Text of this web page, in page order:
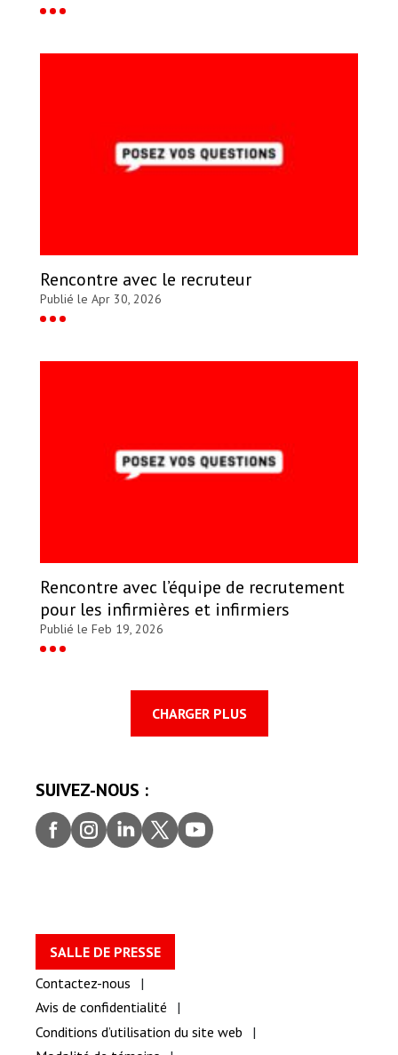
Rencontre avec le recruteur
Publié le Apr 30, 2026
Rencontre avec l’équipe de recrutement
pour les infirmières et infirmiers
Publié le Feb 19, 2026
CHARGER PLUS
SUIVEZ-NOUS :
Faceb
ook
Insta
gram
Linke
dIn
Twitt
er
youtu
be
SALLE DE PRESSE
Contactez-nous
Avis de confidentialité
Conditions d’utilisation du site web